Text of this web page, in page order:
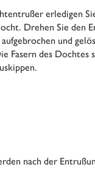
erledigen
Drehen Sie den
und
Fasern des
nach der